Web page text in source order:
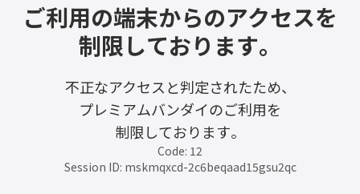
ご利用の端末からのアクセスを
制限しております。
不正なアクセスと判定されたため、
プレミアムバンダイのご利用を
制限しております。
Code: 12
Session ID: mskmqxcd-2c6beqaad15gsu2qc